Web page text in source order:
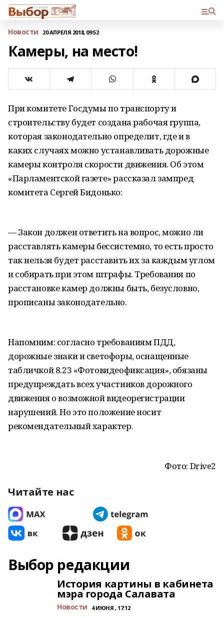
Новости 20 АПРЕЛЯ 2018, 09:52
Камеры, на место!
При комитете Госдумы по транспорту и
строительству будет создана рабочая группа,
которая законодательно определит, где и в
каких случаях можно устанавливать дорожные
камеры контроля скорости движения. Об этом
«Парламентской газете» рассказал зампред
комитета Сергей Бидонько:
— Закон должен ответить на вопрос, можно ли
расставлять камеры бессистемно, то есть просто
так нельзя будет расставить их за каждым углом
и собирать при этом штрафы. Требования по
расстановке камер должны быть, безусловно,
прописаны законодательно.
Напомним: согласно требованиям ПДД,
дорожные знаки и светофоры, оснащенные
табличкой 8.23 «Фотовидеофиксация», обязаны
предупреждать всех участников дорожного
движения о возможной видеорегистрации
нарушений. Но это положение носит
рекомендательный характер.
Фото: Drive2
Читайте нас
Выбор редакции
История картины в кабинета
мэра города Салавата
Новости 4 ИЮНЯ , 17:12